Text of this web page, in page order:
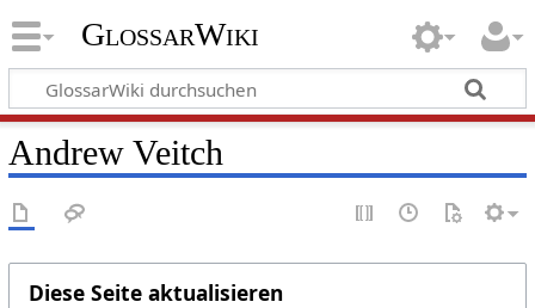
GlossarWiki
Andrew Veitch
Diese Seite aktualisieren